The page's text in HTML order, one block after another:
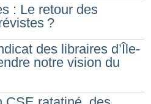
: Le retour des
?
des libraires d’Île-
notre vision du